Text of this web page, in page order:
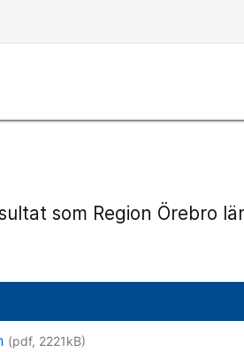
som Region Örebro
(pdf, 2221kB)